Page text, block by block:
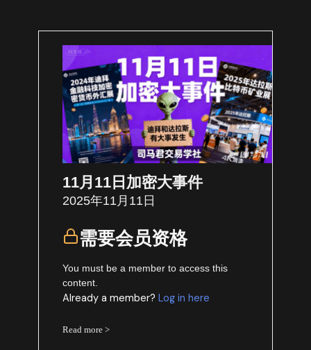
11月11日加密大事件
2025年11月11日
需要会员资格
You must be a member to access this
content.
Already a member?Log in here
Read more >